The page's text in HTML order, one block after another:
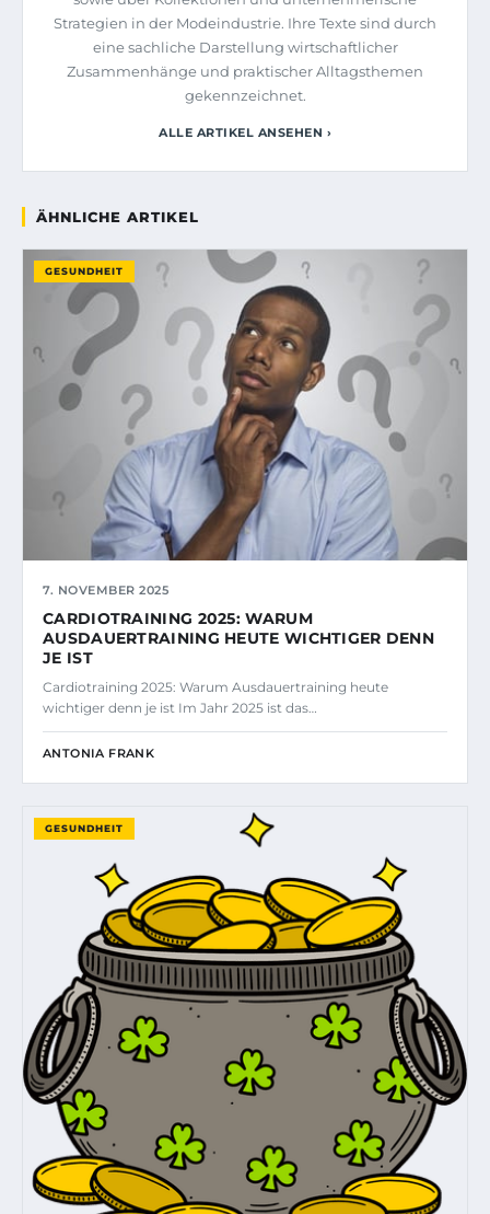
Strategien in der Modeindustrie. Ihre Texte sind durch
eine sachliche Darstellung wirtschaftlicher
Zusammenhänge und praktischer Alltagsthemen
gekennzeichnet.
ALLE ARTIKEL ANSEHEN ›
ÄHNLICHE ARTIKEL
GESUNDHEIT
7. NOVEMBER 2025
CARDIOTRAINING 2025: WARUM
AUSDAUERTRAINING HEUTE WICHTIGER DENN
JE IST
Cardiotraining 2025: Warum Ausdauertraining heute
wichtiger denn je ist Im Jahr 2025 ist das…
ANTONIA FRANK
GESUNDHEIT